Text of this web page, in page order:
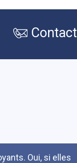
Contact
Oui, si elles